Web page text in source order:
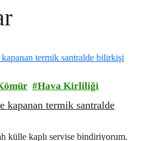
Hava Kirliliği
kapanan termik santralde
külle kaplı servise bindiriyorum.